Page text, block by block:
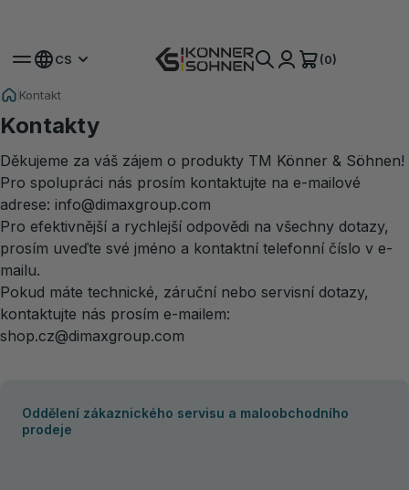
CS (0)
Kontakt
Kontakty
Děkujeme za váš zájem o produkty TM Könner & Söhnen!
Pro spolupráci nás prosím kontaktujte na e-mailové
adrese: info@dimaxgroup.com
Pro efektivnější a rychlejší odpovědi na všechny dotazy,
prosím uveďte své jméno a kontaktní telefonní číslo v e-
mailu.
Pokud máte technické, záruční nebo servisní dotazy,
kontaktujte nás prosím e-mailem:
shop.cz@dimaxgroup.com
Oddělení zákaznického servisu a maloobchodního
prodeje